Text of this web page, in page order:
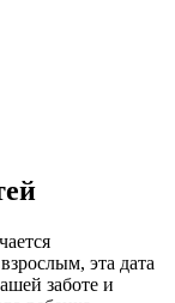
эта дата
заботе и